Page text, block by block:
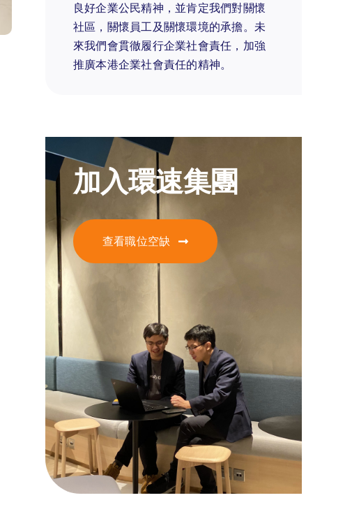
良好企業公民精神，並肯定我們對關懷
社區，關懷員工及關懷環境的承擔。未
來我們會貫徹履行企業社會責任，加強
推廣本港企業社會責任的精神。
加入環速集團
查看職位空缺